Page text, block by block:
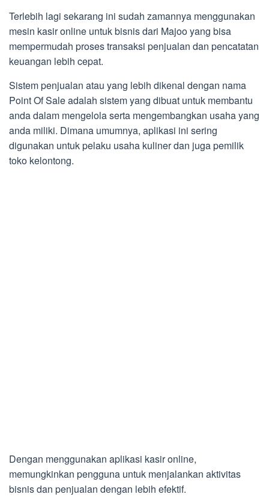
Terlebih lagi sekarang ini sudah zamannya menggunakan
mesin kasir online untuk bisnis dari Majoo yang bisa
mempermudah proses transaksi penjualan dan pencatatan
keuangan lebih cepat.
Sistem penjualan atau yang lebih dikenal dengan nama
Point Of Sale adalah sistem yang dibuat untuk membantu
anda dalam mengelola serta mengembangkan usaha yang
anda miliki. Dimana umumnya, aplikasi ini sering
digunakan untuk pelaku usaha kuliner dan juga pemilik
toko kelontong.
Dengan menggunakan aplikasi kasir online,
memungkinkan pengguna untuk menjalankan aktivitas
bisnis dan penjualan dengan lebih efektif.